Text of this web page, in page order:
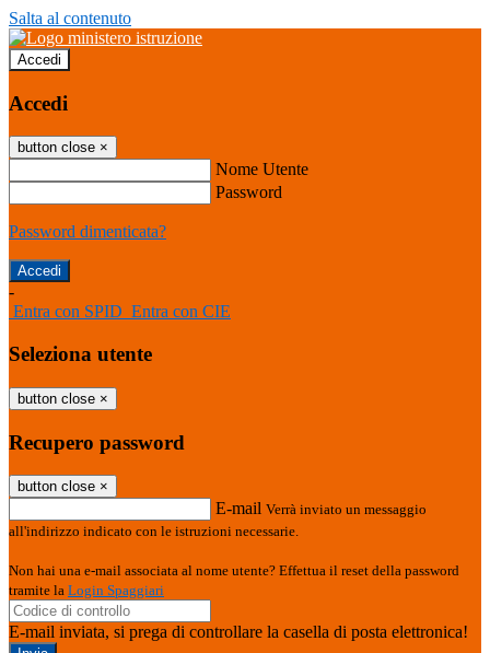
Salta al contenuto
Accedi
Accedi
button close ×
Nome Utente
Password
Password dimenticata?
-
Entra con SPID Entra con CIE
Seleziona utente
button close ×
Recupero password
button close ×
E-mail Verrà inviato un messaggio
all'indirizzo indicato con le istruzioni necessarie.
Non hai una e-mail associata al nome utente? Effettua il reset della password
tramite la Login Spaggiari
E-mail inviata, si prega di controllare la casella di posta elettronica!